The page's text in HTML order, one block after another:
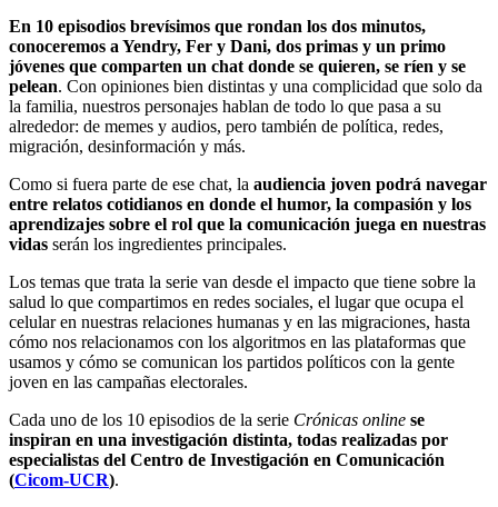
En 10 episodios brevísimos que rondan los dos minutos,
conoceremos a Yendry, Fer y Dani, dos primas y un primo
jóvenes que comparten un chat donde se quieren, se ríen y se
pelean. Con opiniones bien distintas y una complicidad que solo da
la familia, nuestros personajes hablan de todo lo que pasa a su
alrededor: de memes y audios, pero también de política, redes,
migración, desinformación y más.
Como si fuera parte de ese chat, la audiencia joven podrá navegar
entre relatos cotidianos en donde el humor, la compasión y los
aprendizajes sobre el rol que la comunicación juega en nuestras
vidas serán los ingredientes principales.
Los temas que trata la serie van desde el impacto que tiene sobre la
salud lo que compartimos en redes sociales, el lugar que ocupa el
celular en nuestras relaciones humanas y en las migraciones, hasta
cómo nos relacionamos con los algoritmos en las plataformas que
usamos y cómo se comunican los partidos políticos con la gente
joven en las campañas electorales.
Cada uno de los 10 episodios de la serie Crónicas online se
inspiran en una investigación distinta, todas realizadas por
especialistas del Centro de Investigación en Comunicación
(Cicom-UCR).